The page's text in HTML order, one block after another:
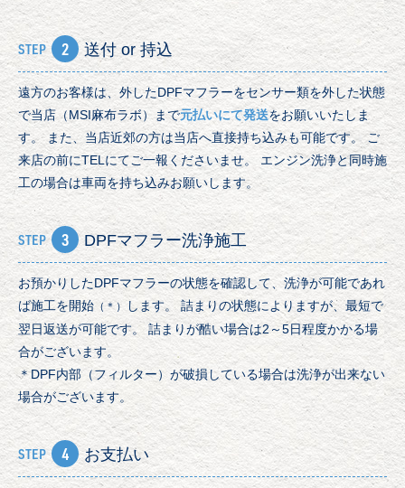
STEP 2 送付 or 持込
遠方のお客様は、外したDPFマフラーをセンサー類を外した状態
で当店（MSI麻布ラボ）まで元払いにて発送をお願いいたしま
す。 また、当店近郊の方は当店へ直接持ち込みも可能です。 ご
来店の前にTELにてご一報くださいませ。 エンジン洗浄と同時施
工の場合は車両を持ち込みお願いします。
STEP 3 DPFマフラー洗浄施工
お預かりしたDPFマフラーの状態を確認して、洗浄が可能であれ
ば施工を開始 （＊） します。 詰まりの状態によりますが、最短で
翌日返送が可能です。 詰まりが酷い場合は2～5日程度かかる場
合がございます。
＊DPF内部（フィルター）が破損している場合は洗浄が出来ない
場合がございます。
STEP 4 お支払い